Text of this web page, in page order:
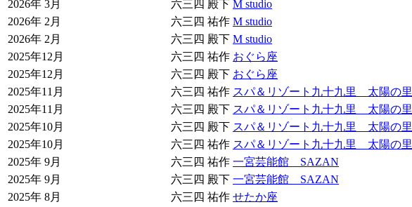
2026年 3月
六三四 殿下 M studio
2026年 2月
六三四 祐作 M studio
2026年 2月
六三四 殿下 M studio
2025年12月
六三四 祐作 おぐら座
2025年12月
六三四 殿下 おぐら座
2025年11月
六三四 祐作 スパ＆リゾート九十九里 太陽の里
2025年11月
六三四 殿下 スパ＆リゾート九十九里 太陽の里
2025年10月
六三四 殿下 スパ＆リゾート九十九里 太陽の里
2025年10月
六三四 祐作 スパ＆リゾート九十九里 太陽の里
2025年 9月
六三四 祐作 一宮芸能館 SAZAN
2025年 9月
六三四 殿下 一宮芸能館 SAZAN
2025年 8月
六三四 祐作 せたか座